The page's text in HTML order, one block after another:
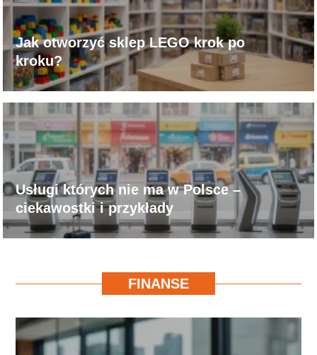
Jak otworzyć sklep LEGO krok po
kroku?
Usługi których nie ma w Polsce –
ciekawostki i przykłady
FINANSE